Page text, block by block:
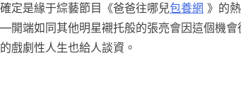
定是緣于綜藝節目《爸爸往哪兒包養網 》的
端如同其他明星襯托般的張亮會因這個機會
戲劇性人生也給人談資。